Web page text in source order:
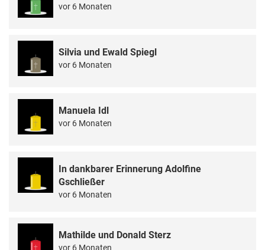
vor 6 Monaten
Silvia und Ewald Spiegl
vor 6 Monaten
Manuela Idl
vor 6 Monaten
In dankbarer Erinnerung Adolfine
Gschließer
vor 6 Monaten
Mathilde und Donald Sterz
vor 6 Monaten